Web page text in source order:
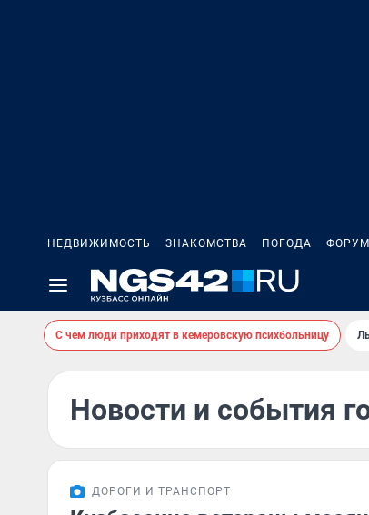
НЕДВИЖИМОСТЬ ЗНАКОМСТВА ПОГОДА ФОРУМ
С чем люди приходят в кемеровскую психбольницу
Новости и события
ДОРОГИ И ТРАНСПОРТ